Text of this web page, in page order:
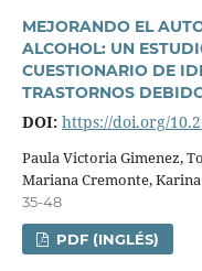
MEJORANDO EL
ALCOHOL: UN
CUESTIONARIO DE
TRASTORNOS
DOI: https://doi.org/
Paula Victoria Gimenez,
Mariana Cremonte,
35-48
PDF (INGLÉS)